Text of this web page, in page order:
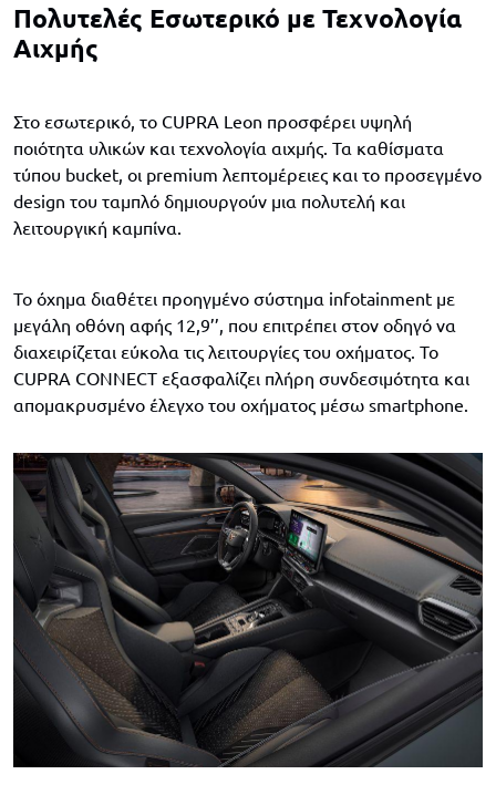
Πολυτελές Εσωτερικό με Τεχνολογία
Αιχμής
Στο εσωτερικό, το CUPRA Leon προσφέρει υψηλή
ποιότητα υλικών και τεχνολογία αιχμής. Τα καθίσματα
τύπου bucket, οι premium λεπτομέρειες και το προσεγμένο
design του ταμπλό δημιουργούν μια πολυτελή και
λειτουργική καμπίνα.
Το όχημα διαθέτει προηγμένο σύστημα infotainment με
μεγάλη οθόνη αφής 12,9’’, που επιτρέπει στον οδηγό να
διαχειρίζεται εύκολα τις λειτουργίες του οχήματος. Το
CUPRA CONNECT εξασφαλίζει πλήρη συνδεσιμότητα και
απομακρυσμένο έλεγχο του οχήματος μέσω smartphone.